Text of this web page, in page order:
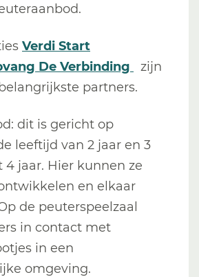
Verdi Start
De Verbinding
zijn
partners.
dit is gericht op
leeftijd van 2 jaar en 3
jaar. Hier kunnen ze
en elkaar
de peuterspeelzaal
in contact met
in een
omgeving.